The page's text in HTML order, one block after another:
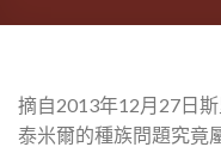
摘自2013年12月27日
泰米爾的種族問題究竟